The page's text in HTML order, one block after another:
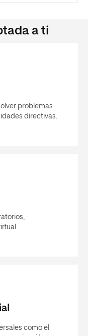
a ti
problemas
directivas.
como el